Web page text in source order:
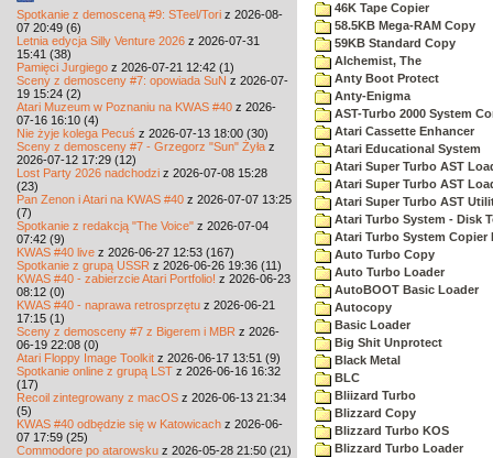
Spotkanie z demosceną #9: STeel/Tori z 2026-08-
07 20:49 (6)
Letnia edycja Silly Venture 2026 z 2026-07-31
15:41 (38)
Pamięci Jurgiego z 2026-07-21 12:42 (1)
Sceny z demosceny #7: opowiada SuN z 2026-07-
19 15:24 (2)
Atari Muzeum w Poznaniu na KWAS #40 z 2026-
07-16 16:10 (4)
Nie żyje kolega Pecuś z 2026-07-13 18:00 (30)
Sceny z demosceny #7 - Grzegorz "Sun" Żyła z
2026-07-12 17:29 (12)
Lost Party 2026 nadchodzi z 2026-07-08 15:28
(23)
Pan Zenon i Atari na KWAS #40 z 2026-07-07 13:25
(7)
Spotkanie z redakcją "The Voice" z 2026-07-04
07:42 (9)
KWAS #40 live z 2026-06-27 12:53 (167)
Spotkanie z grupą USSR z 2026-06-26 19:36 (11)
KWAS #40 - zabierzcie Atari Portfolio! z 2026-06-23
08:12 (0)
KWAS #40 - naprawa retrosprzętu z 2026-06-21
17:15 (1)
Sceny z demosceny #7 z Bigerem i MBR z 2026-
06-19 22:08 (0)
Atari Floppy Image Toolkit z 2026-06-17 13:51 (9)
Spotkanie online z grupą LST z 2026-06-16 16:32
(17)
Recoil zintegrowany z macOS z 2026-06-13 21:34
(5)
KWAS #40 odbędzie się w Katowicach z 2026-06-
07 17:59 (25)
Commodore po atarowsku z 2026-05-28 21:50 (21)
46K Tape Copier
58.5KB Mega-RAM Copy
59KB Standard Copy
Alchemist, The
Anty Boot Protect
Anty-Enigma
AST-Turbo 2000 System
Atari Cassette Enhancer
Atari Educational System
Atari Super Turbo AST
Atari Super Turbo AST
Atari Super Turbo AST
Atari Turbo System - Disk
Atari Turbo System Copier
Auto Turbo Copy
Auto Turbo Loader
AutoBOOT Basic Loader
Autocopy
Basic Loader
Big Shit Unprotect
Black Metal
BLC
Bliizard Turbo
Blizzard Copy
Blizzard Turbo KOS
Blizzard Turbo Loader